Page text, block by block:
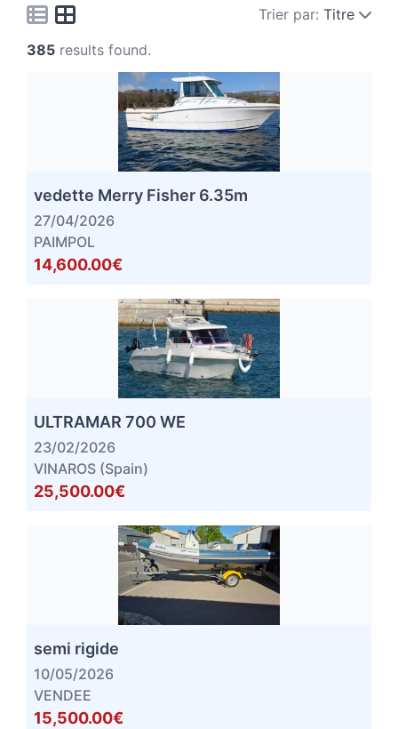
Trier par: Titre
385 results found.
vedette Merry Fisher 6.35m
27/04/2026
PAIMPOL
14,600.00€
ULTRAMAR 700 WE
23/02/2026
VINAROS (Spain)
25,500.00€
semi rigide
10/05/2026
VENDEE
15,500.00€